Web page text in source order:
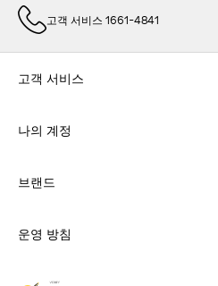
고객 서비스 1661-4841
고객 서비스
나의 계정
브랜드
운영 방침